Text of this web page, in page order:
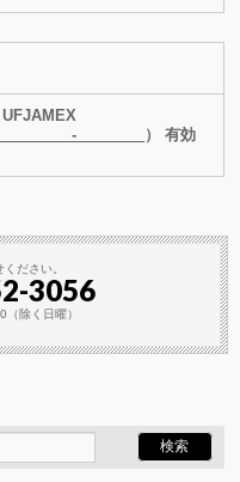
UFJAMEX
-
） 有効
ださい。
3056
除く日曜）